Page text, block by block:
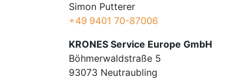
Simon Putterer
+49 9401 70-87006
KRONES Service Europe GmbH
Böhmerwaldstraße 5
93073 Neutraubling